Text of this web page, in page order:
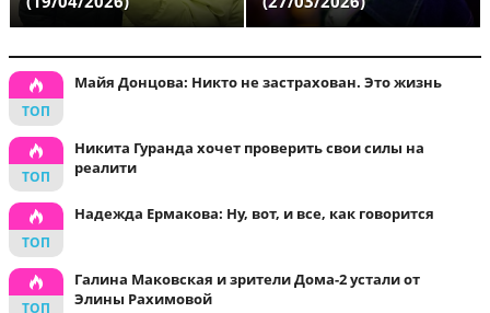
Майя Донцова: Никто не застрахован. Это жизнь
Никита Гуранда хочет проверить свои силы на
реалити
Надежда Ермакова: Ну, вот, и все, как говорится
Галина Маковская и зрители Дома-2 устали от
Элины Рахимовой